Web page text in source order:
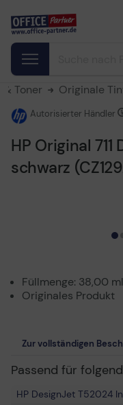
Toner Originale
HP Original
schwarz
Autorisierter Händler
Füllmenge: 38,00 ml
Originales Produkt
Zur vollständigen
Passend für
HP DesignJet T52024